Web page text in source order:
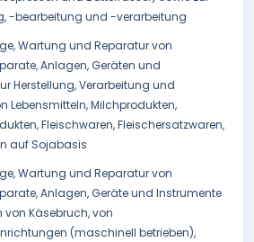
-bearbeitung und -verarbeitung
Wartung und Reparatur von
Anlagen, Geräten und
Herstellung, Verarbeitung und
Lebensmitteln, Milchprodukten,
Fleischwaren, Fleischersatzwaren,
auf Sojabasis
Wartung und Reparatur von
Anlagen, Geräte und Instrumente
von Käsebruch, von
(maschinell betrieben),